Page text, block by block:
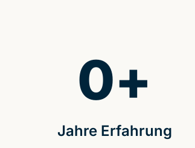
Jahre Erfahrung
0+